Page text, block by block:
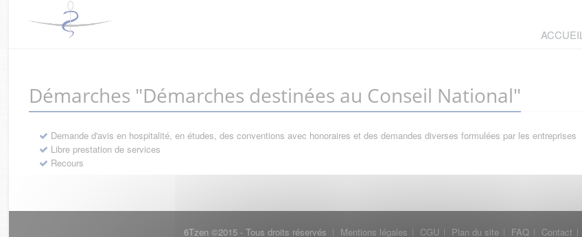
ACCUEIL
Démarches "Démarches destinées au Conseil National"
Demande d'avis en hospitalité, en études, des conventions avec honoraires et des demandes diverses formulées par les entreprises
Libre prestation de services
Recours
6Tzen ©2015 - Tous droits réservés Mentions légales CGU Plan du site FAQ Contact